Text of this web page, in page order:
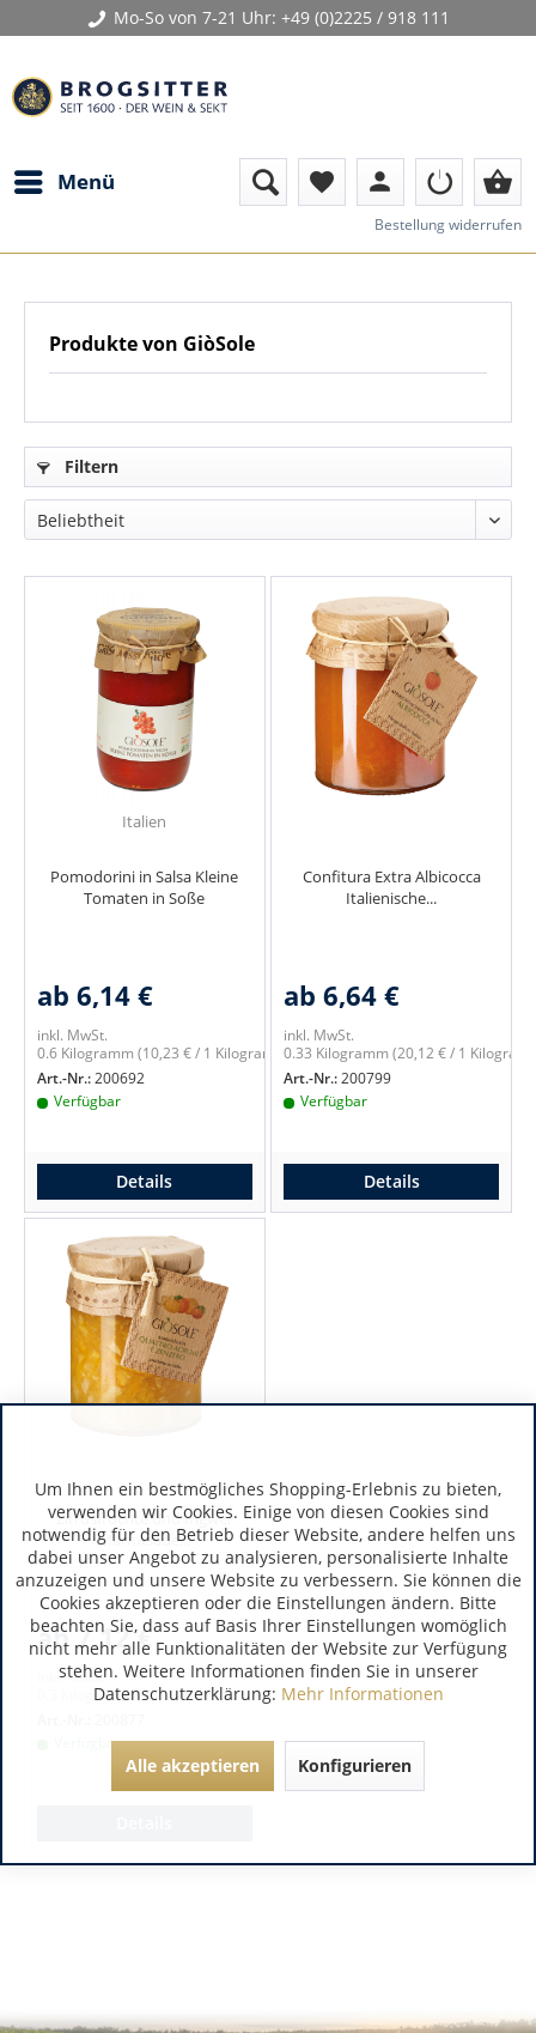
Mo-So von 7-21 Uhr: +49 (0)2225 / 918 111
Menü favorite person shopping_basket
Bestellung widerrufen
Produkte von GiòSole
Filtern
Italien
Pomodorini in Salsa Kleine
Tomaten in Soße
ab 6,14 €
inkl. MwSt.
0.6 Kilogramm(10,23 € / 1 Kilogramm)
Art.-Nr.:200692
Verfügbar
Details
Confitura Extra Albicocca
Italienische...
ab 6,64 €
inkl. MwSt.
0.33 Kilogramm(20,12 € / 1
Art.-Nr.:200799
Verfügbar
Details
Zitrusfrüchte und Ingwer
Marmelade...
ab 7,12 €
inkl. MwSt.
0.3 Kilogramm(23,73 € / 1 Kilogramm)
Verfügbar
Um Ihnen ein bestmögliches Shopping-Erlebnis zu bieten,
verwenden wir Cookies. Einige von diesen Cookies sind
notwendig für den Betrieb dieser Website, andere helfen uns
dabei unser Angebot zu analysieren, personalisierte Inhalte
anzuzeigen und unsere Website zu verbessern. Sie können die
Cookies akzeptieren oder die Einstellungen ändern. Bitte
beachten Sie, dass auf Basis Ihrer Einstellungen womöglich
nicht mehr alle Funktionalitäten der Website zur Verfügung
stehen. Weitere Informationen finden Sie in unserer
Datenschutzerklärung: Mehr Informationen
Alle akzeptieren Konfigurieren